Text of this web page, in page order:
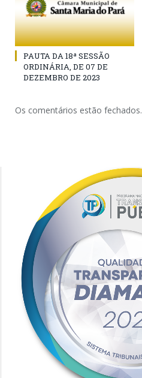
PAUTA DA 18ª SESSÃO
ORDINÁRIA, DE 07 DE
DEZEMBRO DE 2023
Os comentários estão fechados.